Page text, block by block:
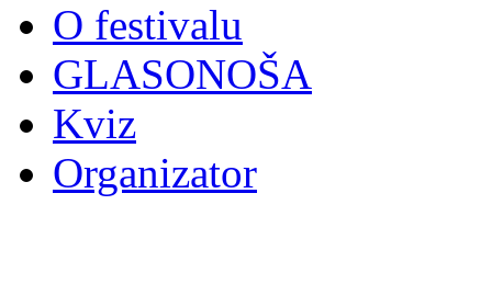
O festivalu
GLASONOŠA
Kviz
Organizator